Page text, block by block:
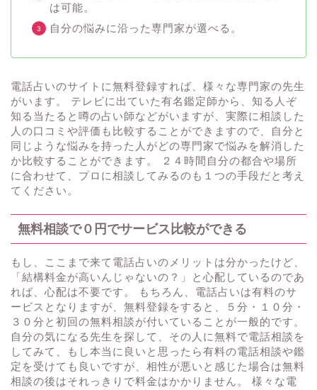
は可能。
自分の悩みに沿った専門家が選べる。
電話占いのサイトに無料登録すれば、様々な専門家の先生
がいます。 テレビに出ていた有名鑑定師から、知る人ぞ
知る当たると噂の占い師などがいますが、実際に相談した
人の口コミや評価も比較することができますので、自分と
同じような悩みを持った人がどの専門家で悩みを解消した
か比較することができます。 ２４時間自分の都合や場所
に合わせて、プロに相談してみるのも１つの手段だと考え
てください。
無料相談で０円でサービス比較ができる
もし、ここまで来て電話占いのメリットは分かったけど、
「結構料金が高いんじゃないの？」と心配しているのであ
れば、心配は不要です。 もちろん、電話占いは有料のサ
ービスとなりますが、無料登録をすると、５分・１０分・
３０分と初回の無料相談が付いていることが一般的です。
自分の気になる先生を探して、その人に無料で電話相談を
してみて、もし本当に良いと思ったら有料の電話相談や鑑
定を受けても良いですが、相性が悪いと感じた場合は無料
相談の後はそれっきりで料金はかかりません。 様々な電